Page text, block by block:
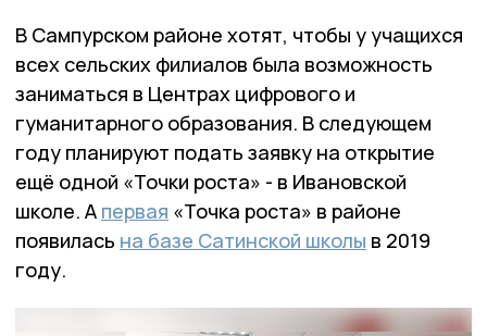
В Сампурском районе хотят, чтобы у учащихся
всех сельских филиалов была возможность
заниматься в Центрах цифрового и
гуманитарного образования. В следующем
году планируют подать заявку на открытие
ещё одной «Точки роста» - в Ивановской
школе. А первая «Точка роста» в районе
появилась на базе Сатинской школы в 2019
году.